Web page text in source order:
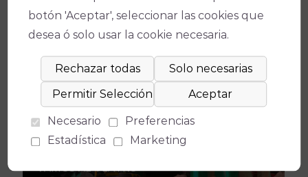
18
12:00
CATEURA
"VAMOS AL TEATRO"
botón 'Aceptar', seleccionar las cookies que
desea ó solo usar la cookie necesaria.
Necesario
Preferencias
Estadística
Marketing